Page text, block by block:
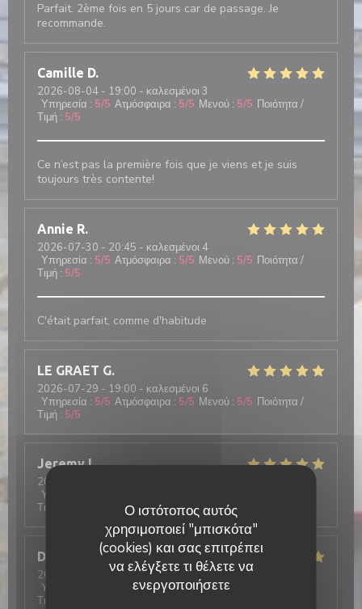
Ο ιστότοπος αυτός
χρησιμοποιεί "μπισκότα"
(cookies) και σας επιτρέπει
να ελέγξετε τι θέλετε να
ενεργοποιήσετε
Parfait. 2ème fois en 5 jours car de passage. Je
recommande.
Camille D
2026-08-04 - 19:00 - καλεσμένοι 3
Υπηρεσία : 5/5 Ατμόσφαιρα : 5/5 Μενού : 5/5 Ποιότητα /
Τιμή : 5/5
Ce n’est pas la première fois que je viens et je suis
toujours très contente!
Annie R
2026-07-30 - 20:45 - καλεσμένοι 4
Υπηρεσία : 5/5 Ατμόσφαιρα : 5/5 Μενού : 5/5 Ποιότητα /
Τιμή : 5/5
C'était parfait, comme d'habitude
LE GRAET G
2026-07-29 - 19:00 - καλεσμένοι 6
Υπηρεσία : 5/5 Ατμόσφαιρα : 5/5 Μενού : 5/5 Ποιότητα /
Τιμή : 5/5
Jeremy L
2026-07-31
Υπηρεσία
Τιμή
Dominique L
2026-07-30
- 21:00 - καλεσμένοι 5
Υπηρεσία
Ατμόσφαιρα:5/5 Μενού
Τιμή